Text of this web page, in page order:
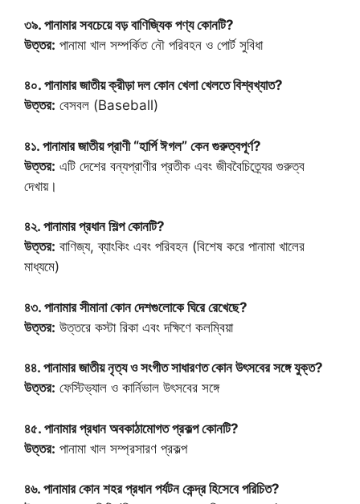
৩৯. পানামার সবচেয়ে বড় বাণিজ্যিক পণ্য কোনটি?
উত্তর: পানামা খাল সম্পর্কিত নৌ পরিবহন ও পোর্ট সুবিধা
৪০. পানামার জাতীয় ক্রীড়া দল কোন খেলা খেলতে বিশ্বখ্যাত?
উত্তর: বেসবল (Baseball)
৪১. পানামার জাতীয় প্রাণী “হার্পি ঈগল” কেন গুরুত্বপূর্ণ?
উত্তর: এটি দেশের বন্যপ্রাণীর প্রতীক এবং জীববৈচিত্র্যের গুরুত্ব
দেখায়।
৪২. পানামার প্রধান শিল্প কোনটি?
উত্তর: বাণিজ্য, ব্যাংকিং এবং পরিবহন (বিশেষ করে পানামা খালের
মাধ্যমে)
৪৩. পানামার সীমানা কোন দেশগুলোকে ঘিরে রেখেছে?
উত্তর: উত্তরে কস্টা রিকা এবং দক্ষিণে কলম্বিয়া
৪৪. পানামার জাতীয় নৃত্য ও সংগীত সাধারণত কোন উৎসবের সঙ্গে যুক্ত?
উত্তর: ফেস্টিভ্যাল ও কার্নিভাল উৎসবের সঙ্গে
৪৫. পানামার প্রধান অবকাঠামোগত প্রকল্প কোনটি?
উত্তর: পানামা খাল সম্প্রসারণ প্রকল্প
৪৬. পানামার কোন শহর প্রধান পর্যটন কেন্দ্র হিসেবে পরিচিত?